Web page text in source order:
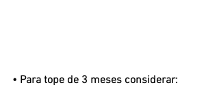
• Para tope de 3 meses considerar: